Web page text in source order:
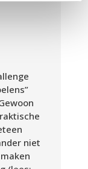
heftige
nieuwe
niet